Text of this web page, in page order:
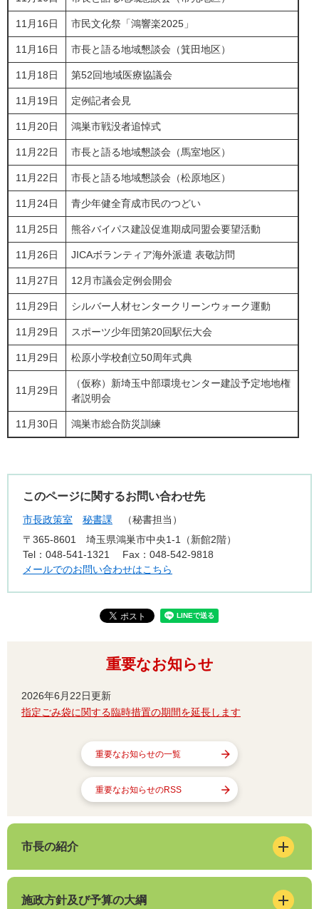
11月16日 市民文化祭「鴻響楽2025」
11月16日 市長と語る地域懇談会（箕田地区）
11月18日 第52回地域医療協議会
11月19日 定例記者会見
11月20日 鴻巣市戦没者追悼式
11月22日 市長と語る地域懇談会（馬室地区）
11月22日 市長と語る地域懇談会（松原地区）
11月24日 青少年健全育成市民のつどい
11月25日 熊谷バイパス建設促進期成同盟会要望活動
11月26日 JICAボランティア海外派遣 表敬訪問
11月27日 12月市議会定例会開会
11月29日 シルバー人材センタークリーンウォーク運動
11月29日 スポーツ少年団第20回駅伝大会
11月29日 松原小学校創立50周年式典
11月29日
（仮称）新埼玉中部環境センター建設予定地地権
者説明会
11月30日 鴻巣市総合防災訓練
このページに関するお問い合わせ先
市長政策室 秘書課
秘書担当
〒365-8601
埼玉県鴻巣市中央1-1（新館2階）
Tel：048-541-1321
Fax：048-542-9818
メールでのお問い合わせはこちら
重要なお知らせ
2026年6月22日更新
指定ごみ袋に関する臨時措置の期間を延長します
重要なお知らせの一覧
重要なお知らせのRSS
市長の紹介
施政方針及び予算の大綱